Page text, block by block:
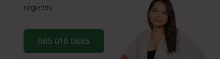
regelen.
085 016 0685